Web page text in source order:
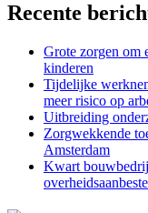
Recente
Grote zorgen om
kinderen
Tijdelijke
meer risico op
Uitbreiding
Zorgwekkende
Amsterdam
Kwart